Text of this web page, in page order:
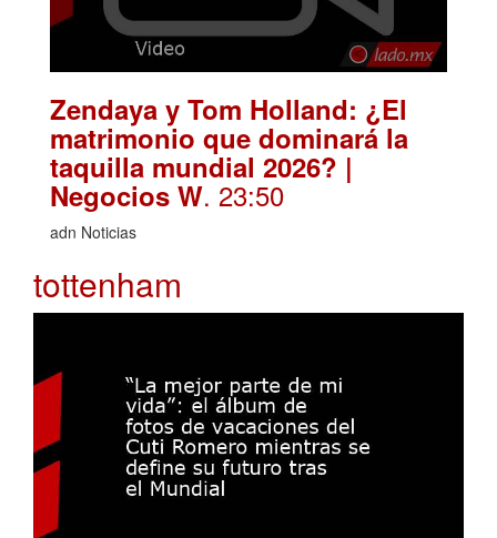
Zendaya y Tom Holland: ¿El
matrimonio que dominará la
taquilla mundial 2026? |
Negocios W. 23:50
adn Noticias
tottenham